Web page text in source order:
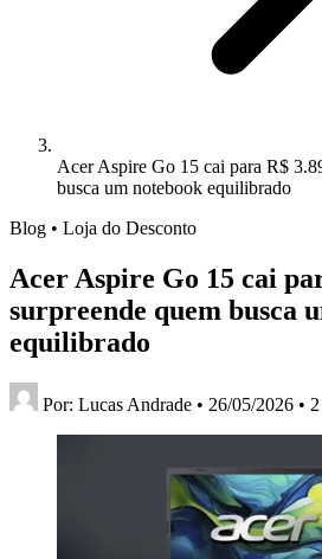
Acer Aspire Go 15 cai para R$
busca um notebook equilibrado
Blog • Loja do Desconto
Acer Aspire Go 15 cai
surpreende quem busca
equilibrado
Por: Lucas Andrade • 26/05/2026 •